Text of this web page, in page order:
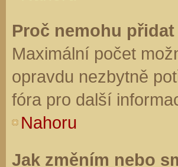
Proč nemohu
Maximální počet
opravdu nezbytně
fóra pro další
Nahoru
Jak změním nebo